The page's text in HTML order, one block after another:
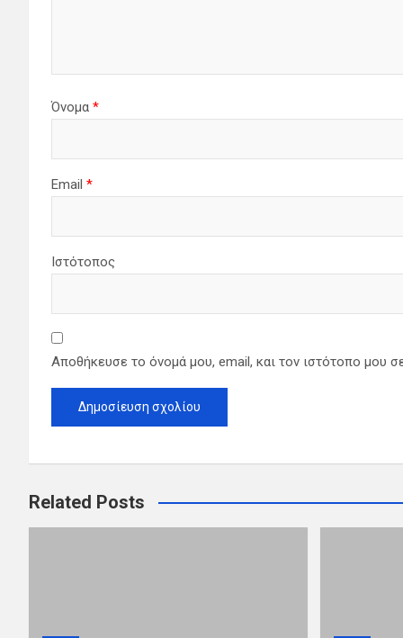
Όνομα *
Email *
Ιστότοπος
Αποθήκευσε το όνομά μου, email, και τον ιστότοπο μου
Related Posts